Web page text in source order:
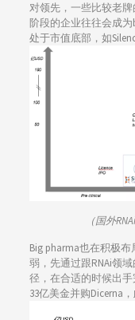
对领先，一些比较老牌
阶段的企业往往会成
处于市值底部，如
（国外
Big pharma也在积极
弱，先通过跟RNAi领
径，在合适的时候出
33亿美金并购Dicerna